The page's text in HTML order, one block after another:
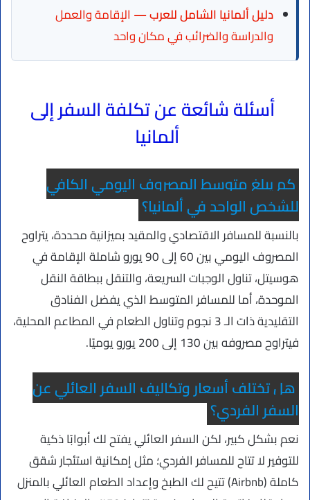
دليل ألمانيا الشامل للعرب— الإقامة والعمل
والدراسة والضرائب في مكان واحد
أسئلة شائعة عن تكلفة السفر إلى
ألمانيا
كم يبلغ متوسط المصروف اليومي الكافي
للشخص الواحد في ألمانيا؟
بالنسبة للمسافر الاقتصادي والمقيد بميزانية محددة، يتراوح
المصروف اليومي بين 60 إلى 90 يورو شاملة الإقامة في
هوسيتل، تناول الوجبات السريعة، والتنقل ببطاقة النقل
الموحدة، أما للمسافر المتوسط الذي يفضل الفنادق
التقليدية ذات الـ 3 نجوم وتناول الطعام في المطاعم المحلية،
فيتراوح مصروفه بين 130 إلى 200 يورو يوميًا.
هل تختلف أسعار وتكاليف السفر العائلي عن
السفر الفردي؟
نعم بشكل كبير، لكن السفر العائلي يفتح لك أبوابًا ذكية
للتوفير لا تتاح للمسافر الفردي؛ مثل إمكانية استئجار شقق
كاملة (Airbnb) تتيح لك الطبخ وإعداد الطعام العائلي بالمنزل